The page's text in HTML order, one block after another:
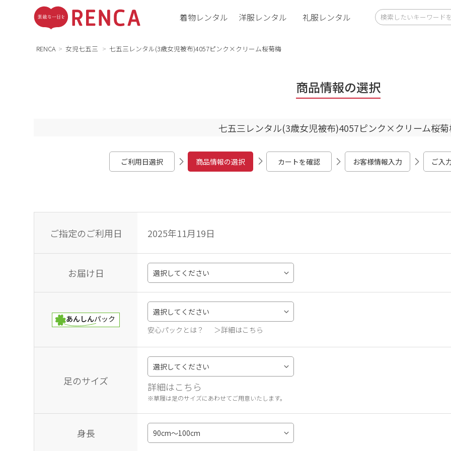
着物レンタル 洋服レンタル 礼服レンタル
RENCA 女児七五三 七五三レンタル(3歳女児被布)4057ピンク×クリーム桜菊梅
商品情報の選択
七五三レンタル(3歳女児被布)4057ピンク×クリーム桜
ご利用日選択 商品情報の選択 カートを確認 お客様情報入力 ご入
ご指定のご利用日 2025年11月19日
お届け日
安心パックとは？ ＞詳細はこちら
足のサイズ 詳細はこちら
※草履は足のサイズにあわせてご用意いたします。
身長